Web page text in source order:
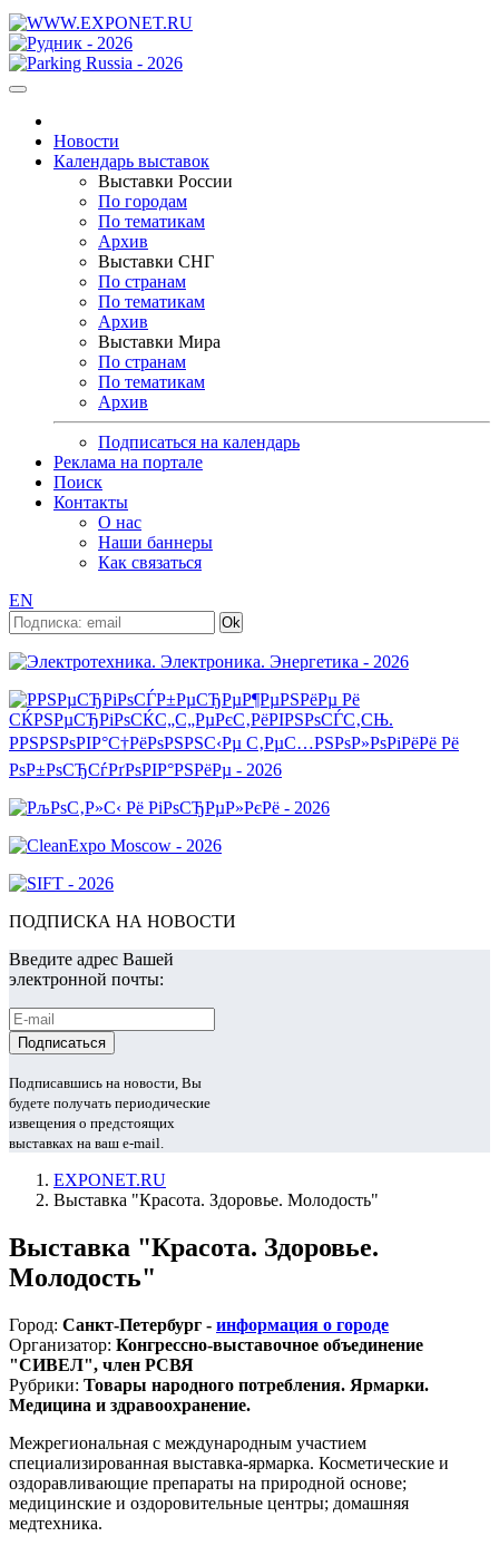
Новости
Календарь выставок
Выставки России
По городам
По тематикам
Архив
Выставки СНГ
По странам
По тематикам
Архив
Выставки Мира
По странам
По тематикам
Архив
Подписаться на календарь
Реклама на портале
Поиск
Контакты
О нас
Наши баннеры
Как связаться
EN
ПОДПИСКА НА НОВОСТИ
Введите адрес Вашей
электронной почты:
Подписавшись на новости, Вы
будете получать периодические
извещения о предстоящих
выставках на ваш e-mail.
EXPONET.RU
Выставка "Красота. Здоровье. Молодость"
Выставка "Красота. Здоровье.
Молодость"
Город: Санкт-Петербург - информация о городе
Организатор: Конгрессно-выставочное объединение
"СИВЕЛ", член РСВЯ
Рубрики: Товары народного потребления. Ярмарки.
Медицина и здравоохранение.
Межрегиональная с международным участием
специализированная выставка-ярмарка. Косметические и
оздоравливающие препараты на природной основе;
медицинские и оздоровительные центры; домашняя
медтехника.